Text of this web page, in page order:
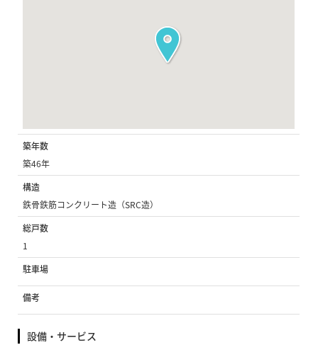
築年数
築46年
構造
鉄骨鉄筋コンクリート造（SRC造）
総戸数
1
駐車場
備考
設備・サービス